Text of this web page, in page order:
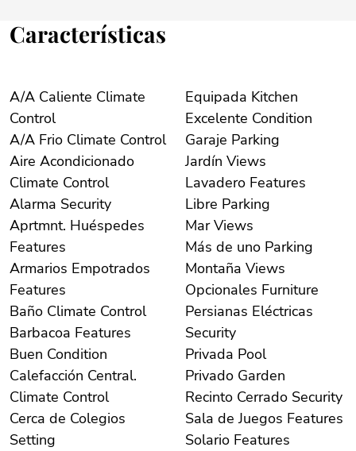
Características
A/A Caliente Climate
Control
A/A Frio Climate Control
Aire Acondicionado
Climate Control
Alarma Security
Aprtmnt. Huéspedes
Features
Armarios Empotrados
Features
Baño Climate Control
Barbacoa Features
Buen Condition
Calefacción Central.
Climate Control
Cerca de Colegios
Setting
Equipada Kitchen
Excelente Condition
Garaje Parking
Jardín Views
Lavadero Features
Libre Parking
Mar Views
Más de uno Parking
Montaña Views
Opcionales Furniture
Persianas Eléctricas
Security
Privada Pool
Privado Garden
Recinto Cerrado Security
Sala de Juegos Features
Solario Features